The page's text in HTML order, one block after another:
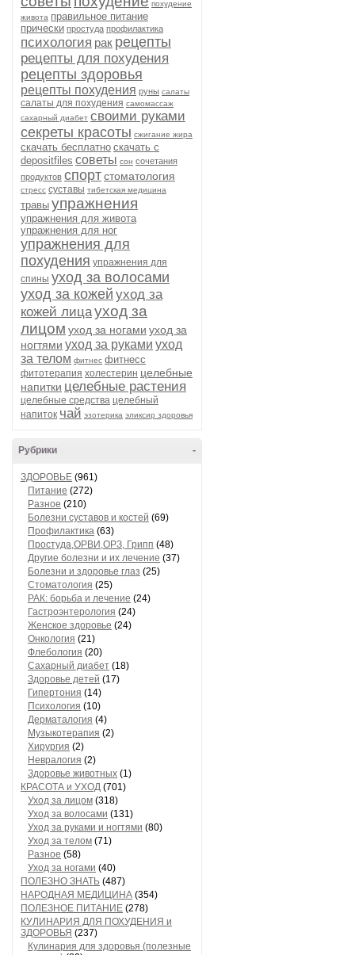
похудение
живота правильное питание
прически простуда профилактика
психология рак рецепты
рецепты для похудения
рецепты здоровья
рецепты похудения руны салаты
салаты для похудения самомассаж
сахарный диабет своими руками
секреты красоты сжигание жира
скачать бесплатно скачать с
depositfiles советы сон сочетания
продуктов спортстоматология
стресс суставы тибетская медицина
травы упражнения
упражнения для живота
упражнения для ног
упражнения для
похудения упражнения для
спины уход за волосами
уход за кожей уход за
кожей лицауход за
лицом уход за ногами уход за
ногтями уход за руками уход
за телом фитнес фитнесс
фитотерапия холестерин целебные
напитки целебные растения
целебные средства целебный
напиток чай эзотерика эликсир здоровья
-
Рубрики
ЗДОРОВЬЕ (961)
Питание (272)
Разное (210)
Болезни суставов и костей (69)
Профилактика (63)
Простуда,ОРВИ,ОРЗ, Грипп (48)
Другие болезни и их лечение (37)
Болезни и здоровье глаз (25)
Стоматология (25)
РАК: борьба и лечение (24)
Гастроэнтерология (24)
Женское здоровье (24)
Онкология (21)
Флебология (20)
Сахарный диабет (18)
Здоровье детей (17)
Гипертония (14)
Психология (10)
Дерматалогия (4)
Музыкотерапия (2)
Хирургия (2)
Невралогия (2)
Здоровье животных (1)
КРАСОТА и УХОД (701)
Уход за лицом (318)
Уход за волосами (131)
Уход за руками и ногтями (80)
Уход за телом (71)
Разное (58)
Уход за ногами (40)
ПОЛЕЗНО ЗНАТЬ (487)
НАРОДНАЯ МЕДИЦИНА (354)
ПОЛЕЗНОЕ ПИТАНИЕ (278)
КУЛИНАРИЯ ДЛЯ ПОХУДЕНИЯ и
ЗДОРОВЬЯ (237)
Кулинария для здоровья (полезные